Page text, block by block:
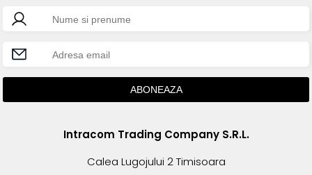
Intracom Trading Company S.R.L.
Calea Lugojului 2 Timisoara